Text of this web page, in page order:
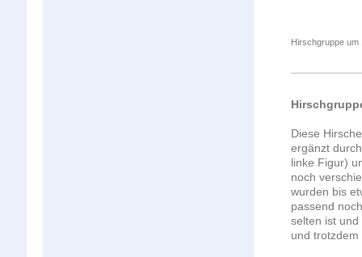
Hirschgruppe um
Diese
ergänzt
linke Figur)
noch
wurden bis
passend
selten ist
und